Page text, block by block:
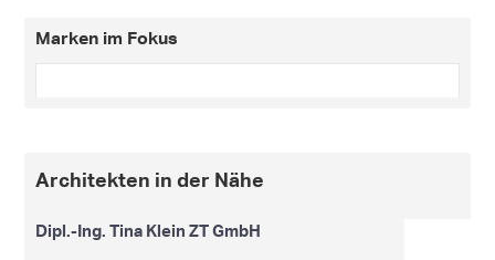
Marken im Fokus
Architekten in der Nähe
Dipl.-Ing. Tina Klein ZT GmbH